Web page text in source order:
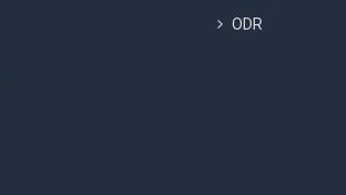
ODR